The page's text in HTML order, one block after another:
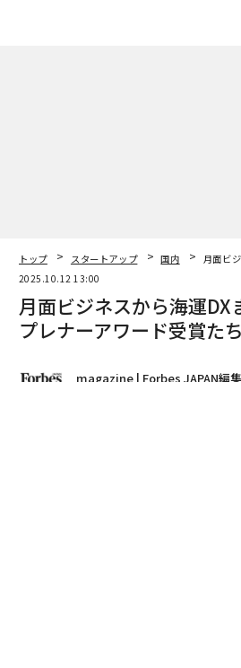
トップ スタートアップ 国内
月面ビ
2025.10.12 13:00
月面ビジネスから海運DX
プレナーアワード受賞た
magazine | Forbes JAPAN編